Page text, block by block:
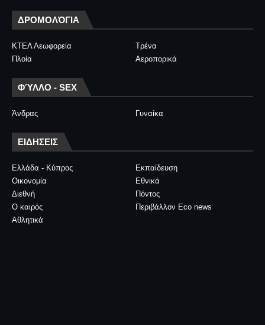
ΔΡΟΜΟΛΌΓΙΑ
ΚΤΕΛ Λεωφορεία
Τρένα
Πλοία
Αεροπορικά
ΦΎΛΛΟ - SEX
Άνδρας Γυναίκα
ΕΙΔΗΣΕΙΣ
Ελλάδα - Κύπρος
Εκπαίδευση
Οικονομία
Εθνικά
Διεθνή
Πόντος
Ο καιρός
Περιβάλλον Eco news
Αθλητικά